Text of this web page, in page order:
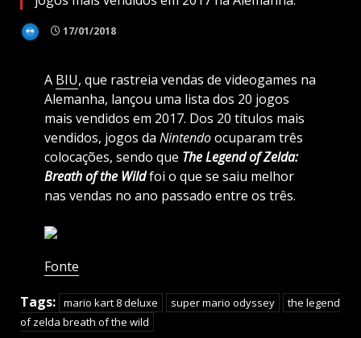
17/01/2018
A BIU, que rastreia vendas de videogames na
Alemanha, lançou uma lista dos 20 jogos
mais vendidos em 2017. Dos 20 títulos mais
vendidos, jogos da Nintendoocuparam três
colocações, sendo que The Legend of Zelda:
Breath of the Wildfoi o que se saiu melhor
nas vendas no ano passado entre os três.
Fonte
Tags: mario kart 8 deluxe super mario odyssey
the legend
of zelda breath of the wild